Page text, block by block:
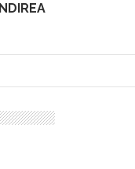
nevoie de ajutorul